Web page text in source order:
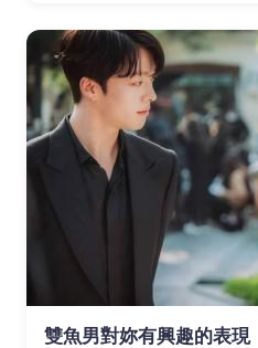
雙魚男對妳有興趣的表現